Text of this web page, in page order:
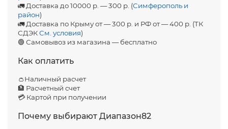
🚛 Доставка до 10000 р. — 300 р. (Симферополь и
район)
🚛 Доставка по Крыму от — 300 р. и РФ от — 400 р. (ТК
СДЭКСм. условия)
🟢 Самовывоз из магазина — бесплатно
Как оплатить
👛Наличный расчет
🏦 Расчетный счет
💳 Картой при получении
Почему выбирают Диапазон82